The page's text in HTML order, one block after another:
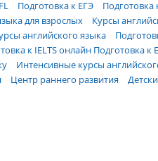
Подготовка к ЕГЭ Подготовка
для взрослых
Курсы
английского языка
к IELTS онлайн Подготовка к
Интенсивные курсы
Центр раннего развития